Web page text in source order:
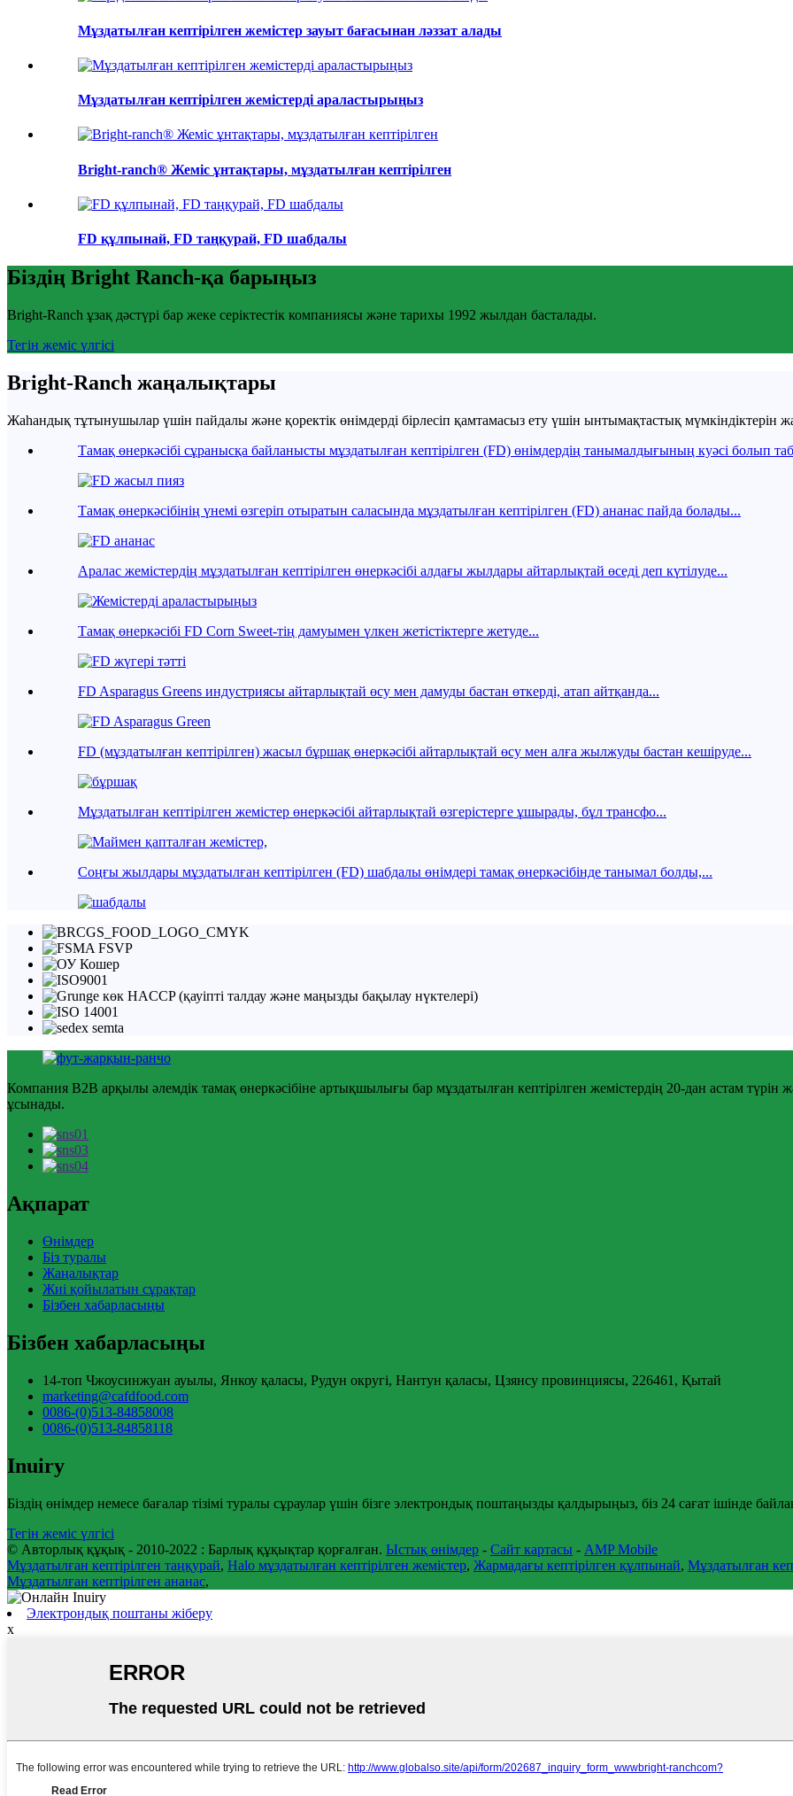
Мұздатылған кептірілген жемістер зауыт бағасынан ләззат алады
Мұздатылған кептірілген жемістерді араластырыңыз
Bright-ranch® Жеміс ұнтақтары, мұздатылған кептірілген
FD құлпынай, FD таңқурай, FD шабдалы
Біздің Bright Ranch-қа барыңыз
Bright-Ranch ұзақ дәстүрі бар жеке серіктестік компаниясы және тарихы 1992 жылдан басталады.
Тегін жеміс үлгісі
Bright-Ranch жаңалықтары
Жаһандық тұтынушылар үшін пайдалы және қоректік өнімдерді бірлесіп қамтамасыз ету үшін ынтымақтастық мүмкіндіктерін
Тамақ өнеркәсібі сұранысқа байланысты мұздатылған кептірілген (FD) өнімдердің танымалдығының куәсі болып
Тамақ өнеркәсібінің үнемі өзгеріп отыратын саласында мұздатылған кептірілген (FD) ананас пайда болады...
Аралас жемістердің мұздатылған кептірілген өнеркәсібі алдағы жылдары айтарлықтай өседі деп күтілуде...
Тамақ өнеркәсібі FD Corn Sweet-тің дамуымен үлкен жетістіктерге жетуде...
FD Asparagus Greens индустриясы айтарлықтай өсу мен дамуды бастан өткерді, атап айтқанда...
FD (мұздатылған кептірілген) жасыл бұршақ өнеркәсібі айтарлықтай өсу мен алға жылжуды бастан кешіруде...
Мұздатылған кептірілген жемістер өнеркәсібі айтарлықтай өзгерістерге ұшырады, бұл трансфо...
Соңғы жылдары мұздатылған кептірілген (FD) шабдалы өнімдері тамақ өнеркәсібінде танымал болды,...
Компания B2B арқылы әлемдік тамақ өнеркәсібіне артықшылығы бар мұздатылған кептірілген жемістердің 20-дан астам түрін
ұсынады.
Ақпарат
Өнімдер
Біз туралы
Жаңалықтар
Жиі қойылатын сұрақтар
Бізбен хабарласыңы
Бізбен хабарласыңы
14-топ Чжоусинжуан ауылы, Янкоу қаласы, Рудун округі, Нантун қаласы, Цзянсу провинциясы, 226461, Қытай
marketing@cafdfood.com
0086-(0)513-84858008
0086-(0)513-84858118
Inuiry
Біздің өнімдер немесе бағалар тізімі туралы сұраулар үшін бізге электрондық поштаңызды қалдырыңыз, біз 24 сағат ішінде
Тегін жеміс үлгісі
© Авторлық құқық - 2010-2022 : Барлық құқықтар қорғалған. Ыстық өнімдер - Сайт картасы - AMP Mobile
Мұздатылған кептірілген таңқурай, Halo мұздатылған кептірілген жемістер, Жармадағы кептірілген құлпынай, Мұздатылған
Мұздатылған кептірілген ананас,
Электрондық поштаны жіберу
x